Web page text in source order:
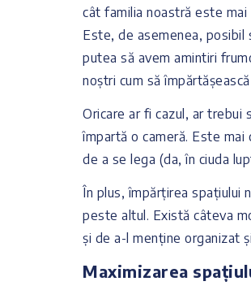
cât familia noastră este
Este, de asemenea, posibil
putea să avem amintiri
noștri cum să
Oricare ar fi cazul, ar trebui
împartă o cameră. Este
de a se lega (da, în ciuda
În plus, împărțirea spațiului
peste altul. Există câteva
și de a-l menține organizat
Maximizarea